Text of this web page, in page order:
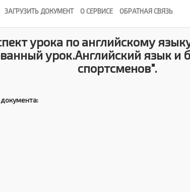
ЗАГРУЗИТЬ ДОКУМЕНТ О СЕРВИСЕ ОБРАТНАЯ СВЯЗЬ
урока по английскому
урок.Английский язык и
спортсменов".